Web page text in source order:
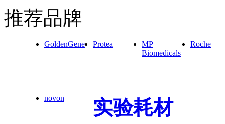
推荐品牌
GoldenGene Protea
MP
Biomedicals
Roche
novon 实验耗材